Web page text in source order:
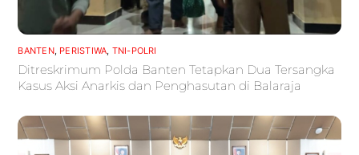
BANTEN, PERISTIWA TNI-POLRI
Ditreskrimum Polda Banten Tetapkan Dua Tersangka
Kasus Aksi Anarkis dan Penghasutan di Balaraja